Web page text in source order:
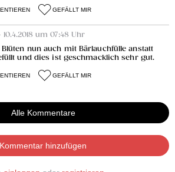
GEFÄLLT MIR
um 07:48 Uhr
Blüten nun auch mit Bärlauchfülle anstatt
und dies ist geschmacklich sehr gut.
GEFÄLLT MIR
Alle Kommentare
Kommentar hinzufügen